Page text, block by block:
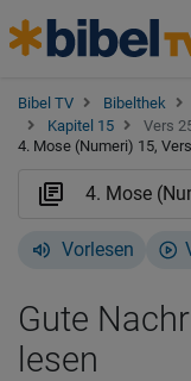
Bibel TV Bibelthek
Kapitel 15
Vers
4. Mose (Numeri) 15,
Vorlesen
Gute
lesen